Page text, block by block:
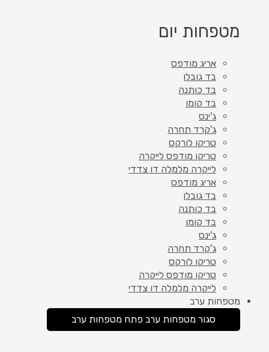
מטפחות יום
אריג מודפס
בד גובלן
בד כותנה
בד קומו
ג'ינס
ג'קרד תחרה
טריקו לורקס
טריקו מודפס לייקרה
לייקרה מלמלה דו צדדי
אריג מודפס
בד גובלן
בד כותנה
בד קומו
ג'ינס
ג'קרד תחרה
טריקו לורקס
טריקו מודפס לייקרה
לייקרה מלמלה דו צדדי
מטפחות ערב
סגור מטפחות ערב פתח מטפחות ערב